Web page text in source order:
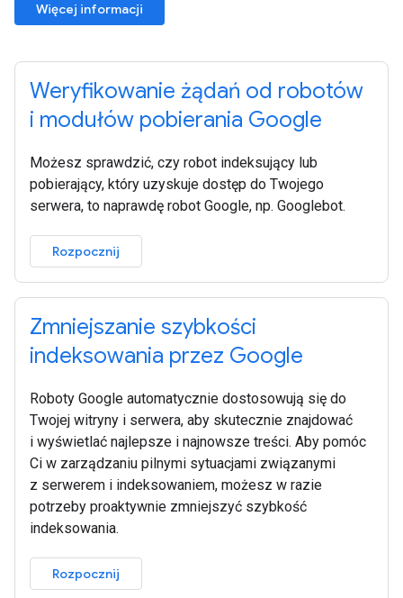
Więcej informacji
Weryfikowanie żądań od robotów
i modułów pobierania Google
Możesz sprawdzić, czy robot indeksujący lub
pobierający, który uzyskuje dostęp do Twojego
serwera, to naprawdę robot Google, np. Googlebot.
Rozpocznij
Zmniejszanie szybkości
indeksowania przez Google
Roboty Google automatycznie dostosowują się do
Twojej witryny i serwera, aby skutecznie znajdować
i wyświetlać najlepsze i najnowsze treści. Aby pomóc
Ci w zarządzaniu pilnymi sytuacjami związanymi
z serwerem i indeksowaniem, możesz w razie
potrzeby proaktywnie zmniejszyć szybkość
indeksowania.
Rozpocznij